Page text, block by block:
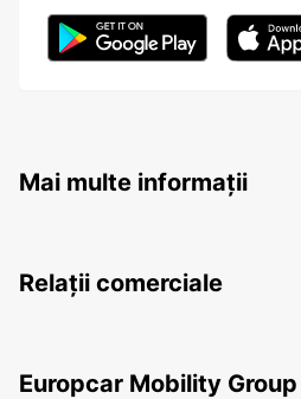
Mai multe informații
Relații comerciale
Europcar Mobility Group